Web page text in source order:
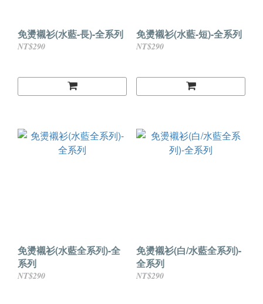
免燙襯衫(水藍-長)-全系列
NT$290
免燙襯衫(水藍-短)-全系列
NT$290
免燙襯衫(水藍全系列)-全
系列
NT$290
免燙襯衫(白/水藍全系列)-
全系列
NT$290